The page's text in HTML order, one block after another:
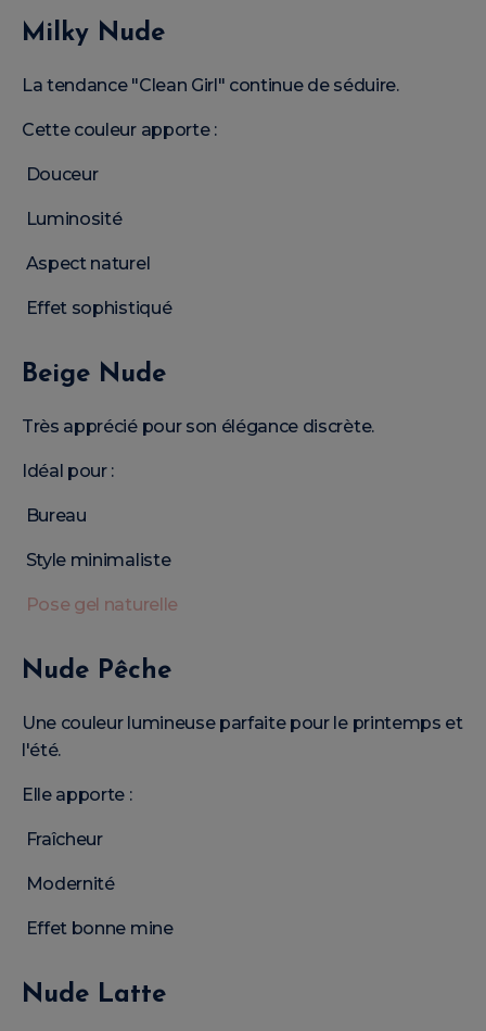
Milky Nude
La tendance "Clean Girl" continue de séduire.
Cette couleur apporte :
Douceur
Luminosité
Aspect naturel
Effet sophistiqué
Beige Nude
Très apprécié pour son élégance discrète.
Idéal pour :
Bureau
Style minimaliste
Pose gel naturelle
Nude Pêche
Une couleur lumineuse parfaite pour le printemps et
l'été.
Elle apporte :
Fraîcheur
Modernité
Effet bonne mine
Nude Latte